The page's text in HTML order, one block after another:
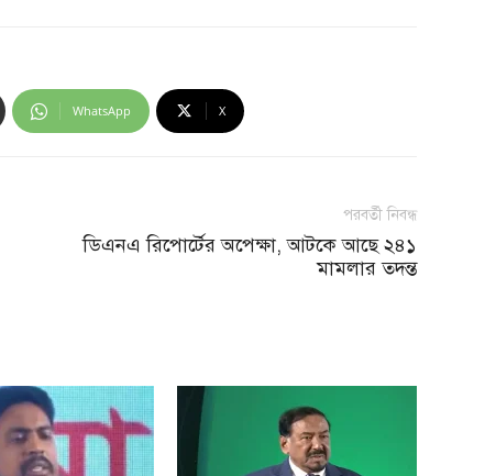
WhatsApp X
পরবর্তী নিবন্ধ
ডিএনএ রিপোর্টের অপেক্ষা, আটকে আছে ২৪১
মামলার তদন্ত